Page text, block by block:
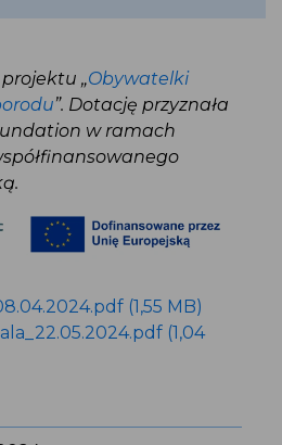
przez Unię
(1,55 MB)
się na: